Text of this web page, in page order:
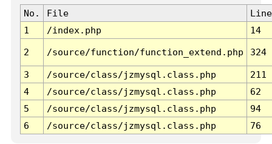
No. File
Line
1
/index.php 14
2 /source/function/function_extend.php 324
3 /source/class/jzmysql.class.php
211
4
/source/class/jzmysql.class.php
62
5
/source/class/jzmysql.class.php
94
6
/source/class/jzmysql.class.php 76